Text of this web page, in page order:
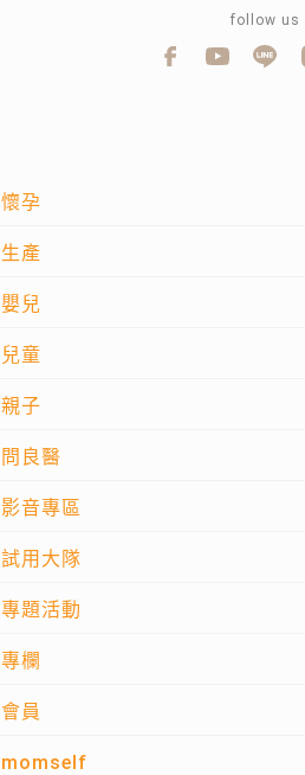
懷孕
生產
嬰兒
兒童
親子
問良醫
影音專區
試用大隊
專題活動
專欄
會員
momself
follow us